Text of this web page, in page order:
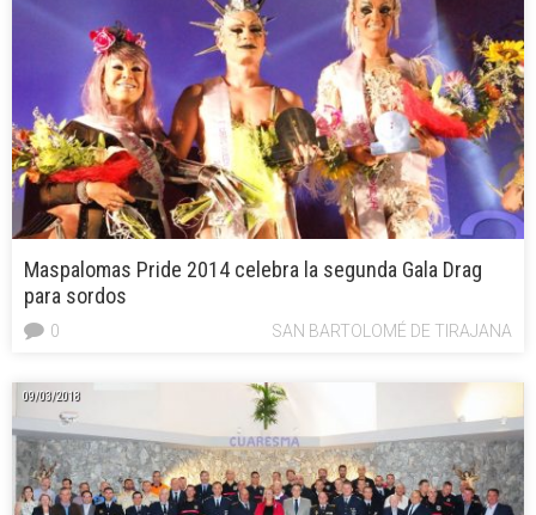
Maspalomas Pride 2014 celebra la segunda Gala Drag
para sordos
SAN BARTOLOMÉ DE TIRAJANA
0
09/03/2018